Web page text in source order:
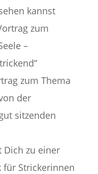
kannst
zum
–
zum Thema
der
sitzenden
Dich zu einer
für Strickerinnen